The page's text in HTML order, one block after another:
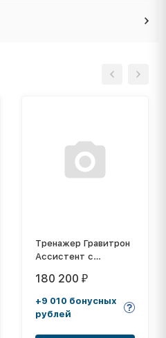
Тренажер Гравитрон
Ассистент с
042
180 200 ₽
+9 010 бонусных
рублей